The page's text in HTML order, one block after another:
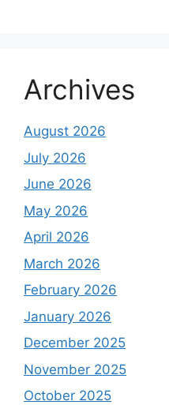
Archives
August 2026
July 2026
June 2026
May 2026
April 2026
March 2026
February 2026
January 2026
December 2025
November 2025
October 2025